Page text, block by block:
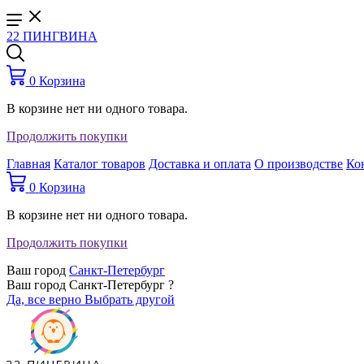
22 ПИНГВИНА
0 Корзина
В корзине нет ни одного товара.
Продолжить покупки
Главная Каталог товаров Доставка и оплата О производстве
0 Корзина
В корзине нет ни одного товара.
Продолжить покупки
Ваш город Санкт-Петербург
Ваш город Санкт-Петербург ?
Да, все верно Выбрать другой